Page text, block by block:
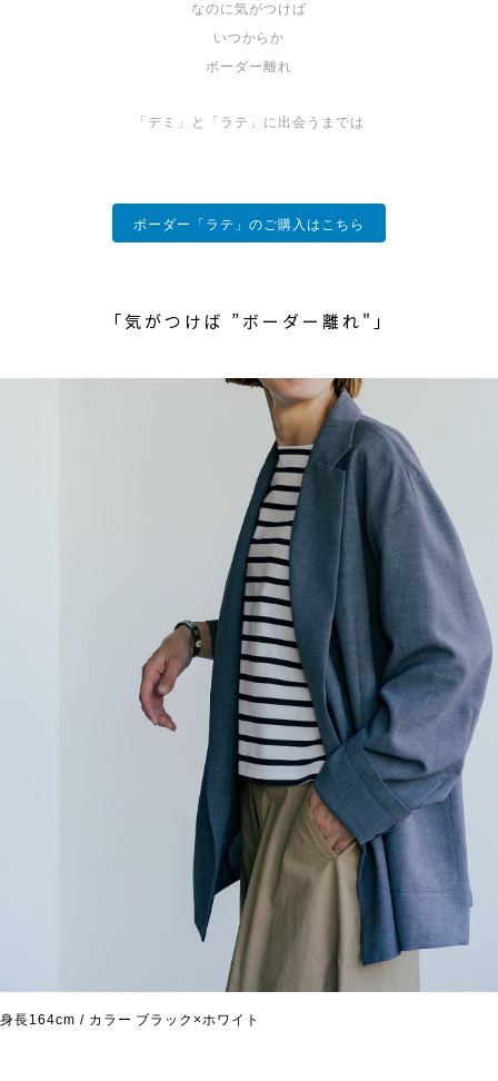
なのに気がつけば
いつからか
ボーダー離れ
「デミ」と「ラテ」に出会うまでは
ボーダー「ラテ」のご購入はこちら
「気がつけば ”ボーダー離れ"」
身長164cm / カラー ブラック×ホワイト